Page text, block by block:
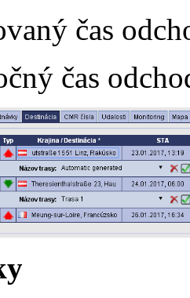
čas
čas